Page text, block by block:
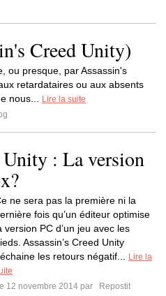
Creed Unity)
ou presque, par Assassin's
retardataires ou aux absents
nous...
Lire la suite
Unity : La version
ne sera pas la première ni la
fois qu’un éditeur optimise
version PC d’un jeu avec les
Assassin’s Creed Unity
les retours négatif...
Lire la
12 novembre 2014 par
Repostit